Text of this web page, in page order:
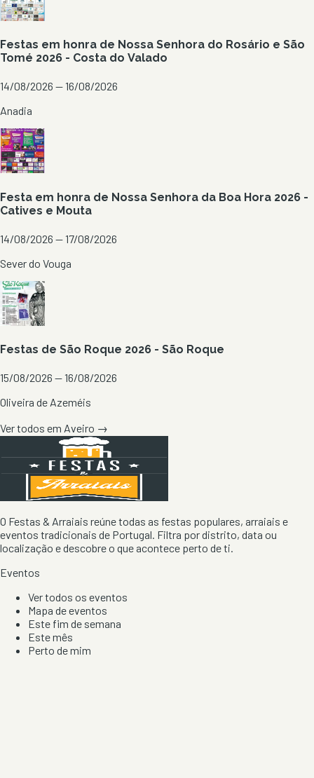
Festas em honra de Nossa Senhora do Rosário e São
Tomé 2026 - Costa do Valado
14/08/2026 — 16/08/2026
Anadia
Festa em honra de Nossa Senhora da Boa Hora 2026 -
Catives e Mouta
14/08/2026 — 17/08/2026
Sever do Vouga
Festas de São Roque 2026 - São Roque
15/08/2026 — 16/08/2026
Oliveira de Azeméis
Ver todos em Aveiro →
O Festas & Arraiais reúne todas as festas populares, arraiais e
eventos tradicionais de Portugal. Filtra por distrito, data ou
localização e descobre o que acontece perto de ti.
Eventos
Ver todos os eventos
Mapa de eventos
Este fim de semana
Este mês
Perto de mim